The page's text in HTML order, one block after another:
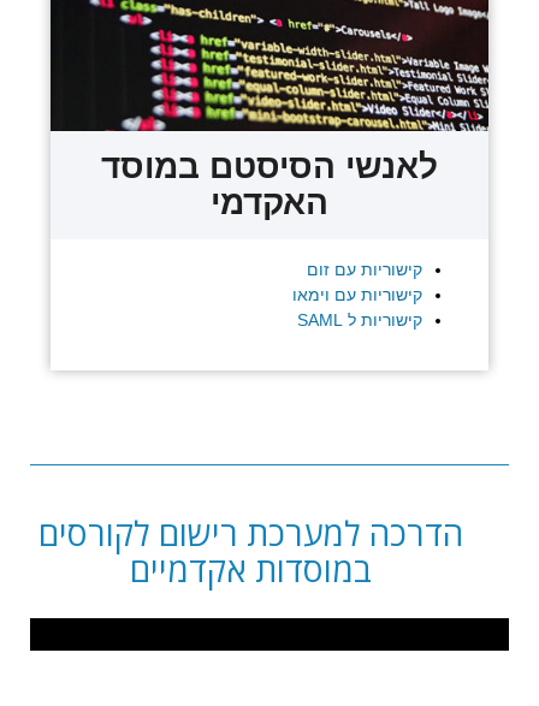
לאנשי הסיסטם במוסד
האקדמי
קישוריות עם זום
קישוריות עם וימאו
קישוריות ל SAML
הדרכה למערכת רישום לקורסים
במוסדות אקדמיים